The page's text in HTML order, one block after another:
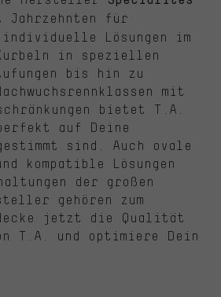
für
Lösungen im
in speziellen
bis hin zu
mit
bietet T.A.
auf Deine
sind. Auch ovale
kompatible Lösungen
der großen
gehören zum
jetzt die Qualität
T.A. und optimiere Dein